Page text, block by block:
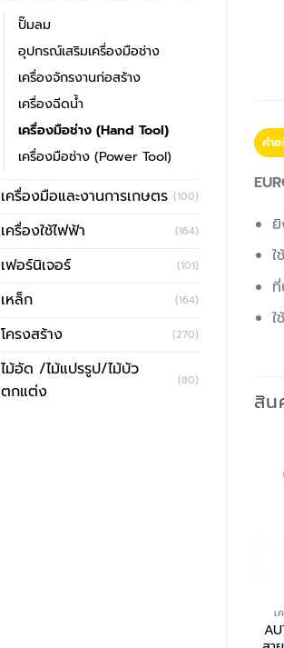
ปั๊มลม
อุปกรณ์เสริมเครื่องมือช่าง
เครื่องจักรงานก่อสร้าง
เครื่องฉีดน้ำ
เครื่องมือช่าง (Hand Tool)
เครื่องมือช่าง (Power Tool)
เครื่องมือและงานการเกษตร (100)
เครื่องใช้ไฟฟ้า (164)
เฟอร์นิเจอร์ (101)
เหล็ก (164)
โครงสร้าง (270)
ไม้อัด /ไม้แปรรูป/ไม้บัว
ตกแต่ง
(80)
คำ
สิน
เ